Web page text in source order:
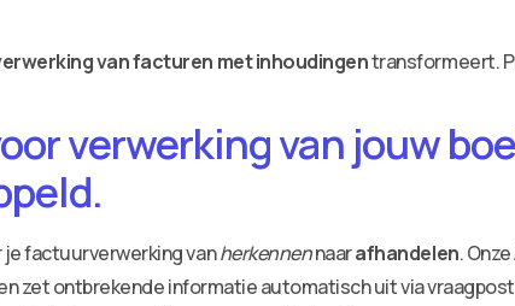
van facturen met inhoudingentransformeert.
verwerking van jouw
factuurverwerking vanherkennennaarafhandelen.
zet ontbrekende informatie automatisch uit via